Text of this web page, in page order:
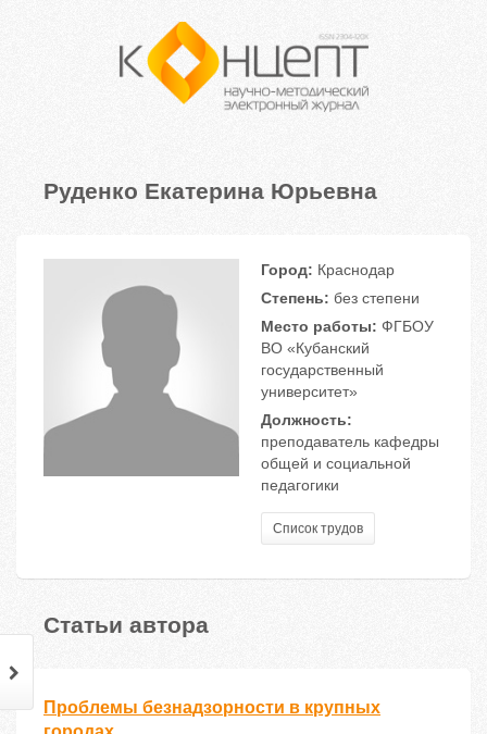
Руденко Екатерина Юрьевна
Город: Краснодар
Степень: без степени
Место работы: ФГБОУ
ВО «Кубанский
государственный
университет»
Должность:
преподаватель кафедры
общей и социальной
педагогики
Список трудов
Статьи автора
Проблемы безнадзорности в крупных